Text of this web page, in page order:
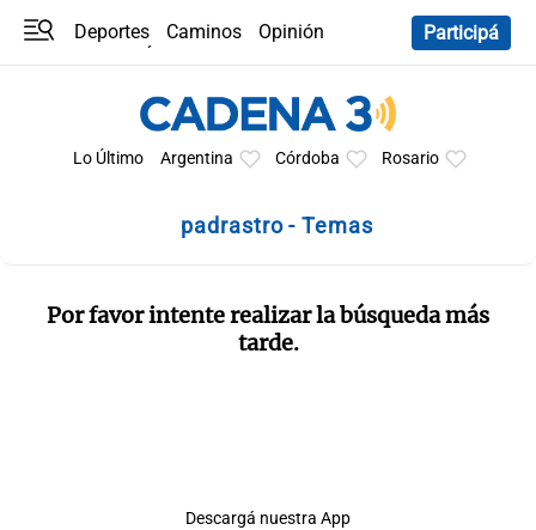
Deportes Caminos
Opinión
Participá
Lo Último Argentina Córdoba Rosario
padrastro - Temas
Por favor intente realizar la búsqueda más
tarde.
Descargá nuestra App